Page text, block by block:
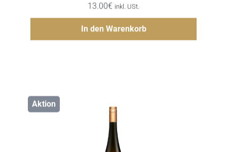
13.00€ inkl. USt.
In den Warenkorb
Hinzufügen
Aktion